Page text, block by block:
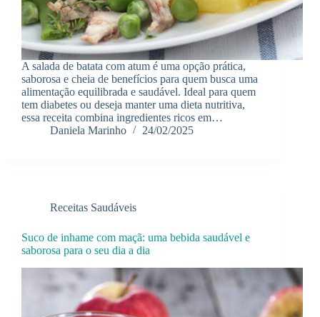
A salada de batata com atum é uma opção prática,
saborosa e cheia de benefícios para quem busca uma
alimentação equilibrada e saudável. Ideal para quem
tem diabetes ou deseja manter uma dieta nutritiva,
essa receita combina ingredientes ricos em…
Daniela Marinho
24/02/2025
Receitas Saudáveis
Suco de inhame com maçã: uma bebida saudável e
saborosa para o seu dia a dia